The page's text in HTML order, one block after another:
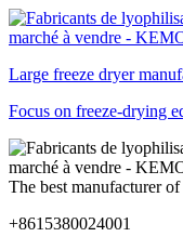
Large freeze dryer
Focus on freeze-drying
The best manufacturer
+8615380024001